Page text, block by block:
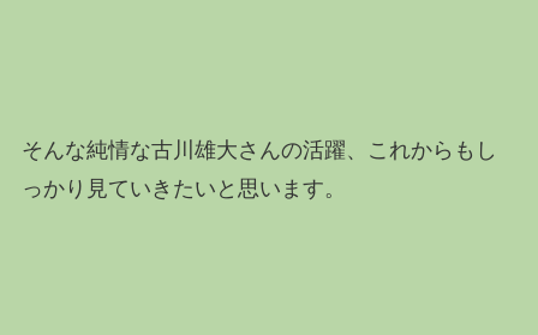
そんな純情な古川雄大さんの活躍、これからもし
っかり見ていきたいと思います。